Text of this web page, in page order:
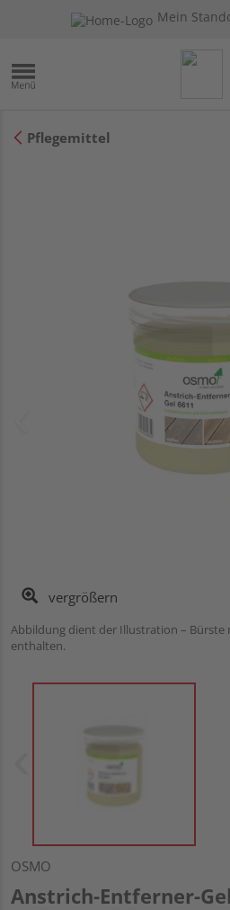
Mein
Pflegemittel
vergrößern
Abbildung dient der Illustration – Bürste
enthalten.
OSMO
Anstrich-Entferner-